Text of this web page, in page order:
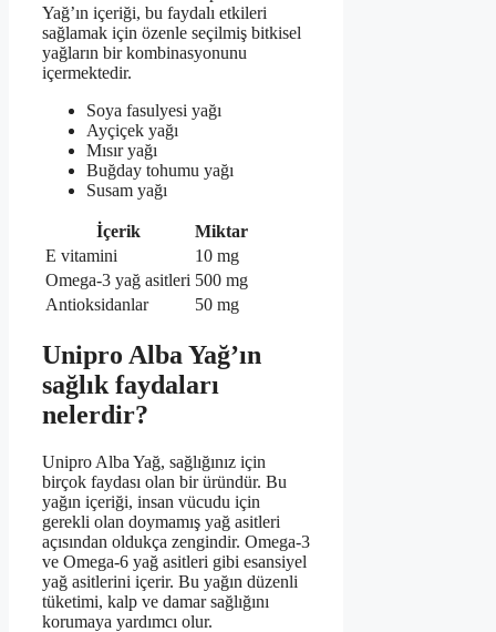
Yağ’ın içeriği, bu faydalı etkileri
sağlamak için özenle seçilmiş bitkisel
yağların bir kombinasyonunu
içermektedir.
Soya fasulyesi yağı
Ayçiçek yağı
Mısır yağı
Buğday tohumu yağı
Susam yağı
İçerik
Miktar
E vitamini
10 mg
Omega-3 yağ asitleri 500 mg
Antioksidanlar
50 mg
Unipro Alba Yağ’ın
sağlık faydaları
nelerdir?
Unipro Alba Yağ, sağlığınız için
birçok faydası olan bir üründür. Bu
yağın içeriği, insan vücudu için
gerekli olan doymamış yağ asitleri
açısından oldukça zengindir. Omega-3
ve Omega-6 yağ asitleri gibi esansiyel
yağ asitlerini içerir. Bu yağın düzenli
tüketimi, kalp ve damar sağlığını
korumaya yardımcı olur.